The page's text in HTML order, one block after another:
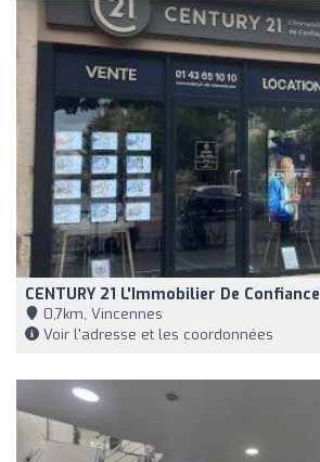
CENTURY 21 L'Immobilier De Confiance
0,7km, Vincennes
Voir l'adresse et les coordonnées